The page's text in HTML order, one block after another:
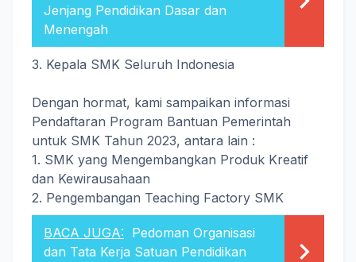
Jenjang Pendidikan Dasar dan
Menengah
3. Kepala SMK Seluruh Indonesia
Dengan hormat, kami sampaikan informasi
Pendaftaran Program Bantuan Pemerintah
untuk SMK Tahun 2023, antara lain :
1. SMK yang Mengembangkan Produk Kreatif
dan Kewirausahaan
2. Pengembangan Teaching Factory SMK
BACA JUGA: Pedoman Organisasi
dan Tata Kerja Satuan Pendidikan